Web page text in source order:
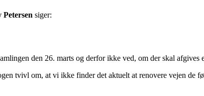
siger:
den 26. marts og derfor ikke ved, om der skal
tvivl om, at vi ikke finder det aktuelt at renovere vejen